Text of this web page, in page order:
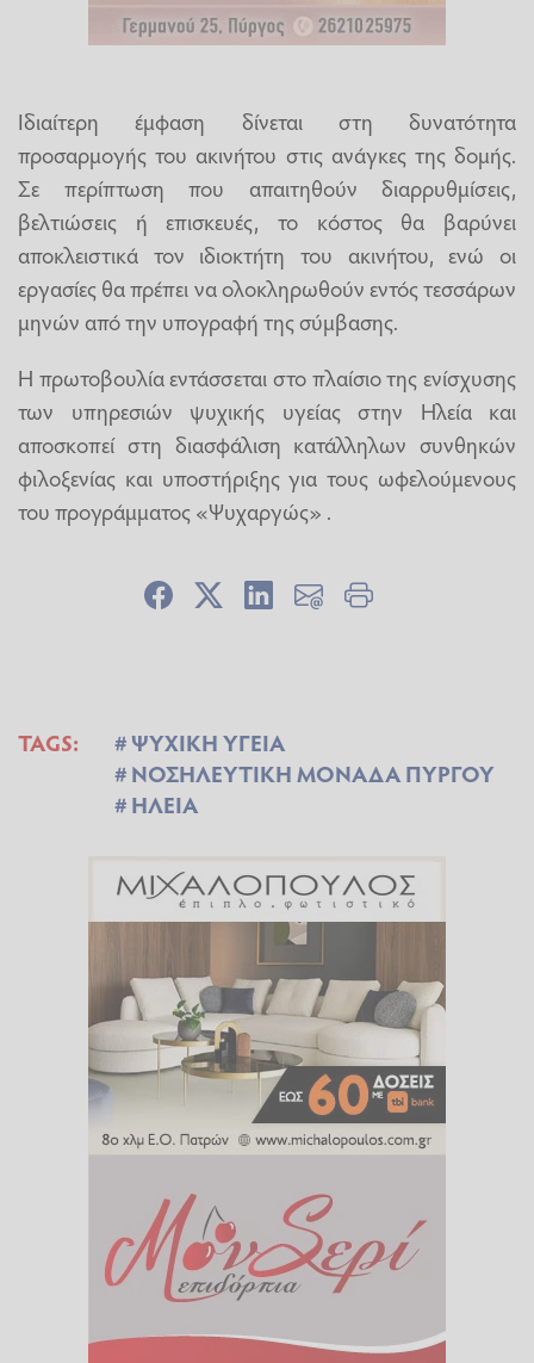
Ιδιαίτερη έμφαση δίνεται στη δυνατότητα
προσαρμογής του ακινήτου στις ανάγκες της δομής.
Σε περίπτωση που απαιτηθούν διαρρυθμίσεις,
βελτιώσεις ή επισκευές, το κόστος θα βαρύνει
αποκλειστικά τον ιδιοκτήτη του ακινήτου, ενώ οι
εργασίες θα πρέπει να ολοκληρωθούν εντός τεσσάρων
μηνών από την υπογραφή της σύμβασης.
Η πρωτοβουλία εντάσσεται στο πλαίσιο της ενίσχυσης
των υπηρεσιών ψυχικής υγείας στην Ηλεία και
αποσκοπεί στη διασφάλιση κατάλληλων συνθηκών
φιλοξενίας και υποστήριξης για τους ωφελούμενους
του προγράμματος «Ψυχαργώς» .
TAGS:
ΨΥΧΙΚΗ ΥΓΕΙΑ
ΝΟΣΗΛΕΥΤΙΚΗ ΜΟΝΑΔΑ ΠΥΡΓΟΥ
ΗΛΕΙΑ